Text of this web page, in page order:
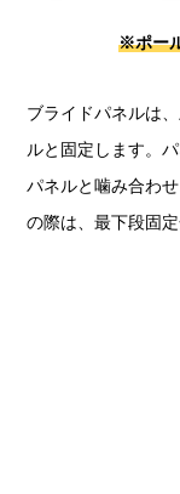
※ポー
ブライドパネルは
ルと固定します。
パネルと噛み合わ
の際は、最下段固